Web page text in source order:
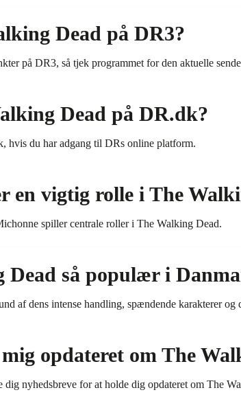
Dead på DR3?
på DR3, så tjek programmet for den aktuelle
Dead på DR.dk?
hvis du har adgang til DRs online platform.
en vigtig rolle i The
spiller centrale roller i The Walking Dead.
Dead så populær i
af dens intense handling, spændende karakterer og
opdateret om The
nyhedsbreve for at holde dig opdateret om The